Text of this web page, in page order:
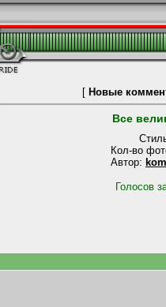
[ Новые
Все
Кол-во
Aвтор:
Голосов